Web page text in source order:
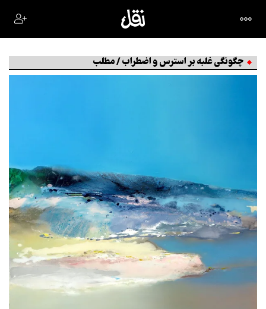
چگونگی غلبه بر استرس و اضطراب / مطلب